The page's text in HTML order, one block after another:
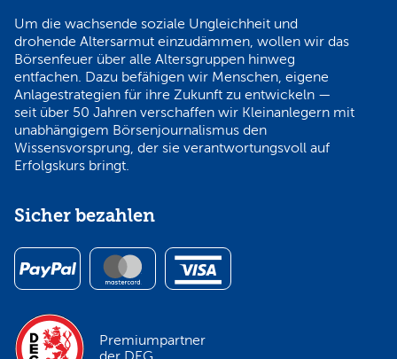
Um die wachsende soziale Ungleichheit und
drohende Altersarmut einzudämmen, wollen wir das
Börsenfeuer über alle Altersgruppen hinweg
entfachen. Dazu befähigen wir Menschen, eigene
Anlagestrategien für ihre Zukunft zu entwickeln —
seit über 50 Jahren verschaffen wir Kleinanlegern mit
unabhängigem Börsenjournalismus den
Wissensvorsprung, der sie verantwortungsvoll auf
Erfolgskurs bringt.
Sicher bezahlen
Premiumpartner